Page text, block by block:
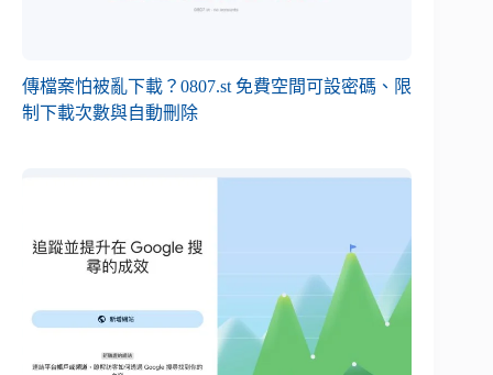
傳檔案怕被亂下載？0807.st 免費空間可設密碼、限
制下載次數與自動刪除